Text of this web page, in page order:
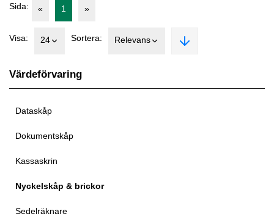
Värdeförvaring
Dataskåp
Dokumentskåp
Kassaskrin
Nyckelskåp & brickor
Sedelräknare
Sida: « 1 »
Visa: 24 Sortera: Relevans